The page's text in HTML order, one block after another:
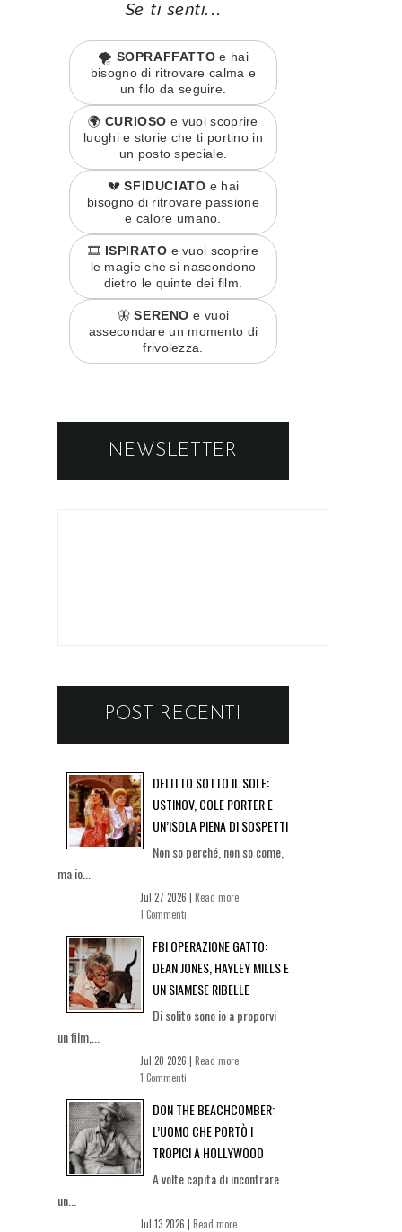
Se ti senti...
🌪️ SOPRAFFATTO e hai
bisogno di ritrovare calma e
un filo da seguire.
🌍 CURIOSO e vuoi scoprire
luoghi e storie che ti portino in
un posto speciale.
💔SFIDUCIATO e hai
bisogno di ritrovare passione
e calore umano.
🎞️ ISPIRATO e vuoi scoprire
le magie che si nascondono
dietro le quinte dei film.
🦋SERENO e vuoi
assecondare un momento di
frivolezza.
NEWSLETTER
POST RECENTI
DELITTO SOTTO IL SOLE:
USTINOV, COLE PORTER E
UN’ISOLA PIENA DI SOSPETTI
Non so perché, non so come,
ma io...
Jul 27 2026 | Read more
1 Commenti
FBI OPERAZIONE GATTO:
DEAN JONES, HAYLEY MILLS E
UN SIAMESE RIBELLE
Di solito sono io a proporvi
un film,...
Jul 20 2026 | Read more
1 Commenti
DON THE BEACHCOMBER:
L’UOMO CHE PORTÒ I
TROPICI A HOLLYWOOD
A volte capita di incontrare
un...
Jul 13 2026 | Read more